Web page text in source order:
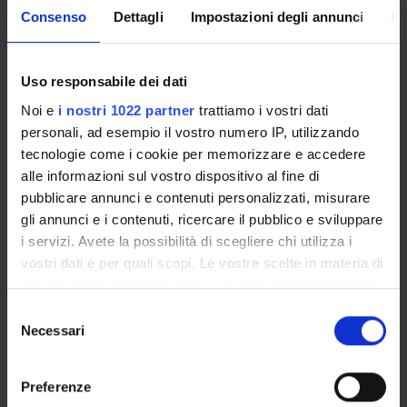
Consenso Dettagli Impostazioni degli annunci
Uso responsabile dei dati
Noi e i nostri 1022 partner trattiamo i vostri dati
personali, ad esempio il vostro numero IP, utilizzando
tecnologie come i cookie per memorizzare e accedere
alle informazioni sul vostro dispositivo al fine di
pubblicare annunci e contenuti personalizzati, misurare
gli annunci e i contenuti, ricercare il pubblico e sviluppare
i servizi. Avete la possibilità di scegliere chi utilizza i
vostri dati e per quali scopi. Le vostre scelte in materia di
privacy sono applicabili solo su questa proprietà digitale
modificare o revocare il proprio consenso in qualsiasi
momento dalla Dichiarazione sui cookie o facendo clic
Necessari
Preferenze
Lectures may be integrated with experts’ insights on specific
topics
Program
1. The economics of insurance: risk management and
insurable risks.
2. Management of insurance companies.
3. Life and non-life products.
4. Insurance products premia.
5. The risks faced by insurance companies.
6. Technical provisions and solvency requirements.
Reinsurance.
7. Regulation and supervision of insurance companies.
8. Distribution channels: agencies, brokers, Bancassurance
9. The relationship between banks and insurances: financial
10. The insurance market. Recent trends.